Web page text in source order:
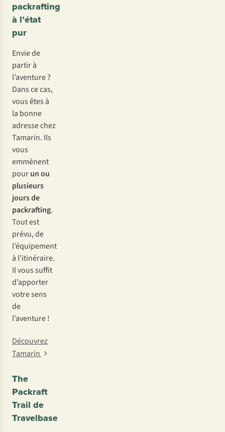
packrafting
à l’état
pur
Envie de
partir à
l’aventure ?
Dans ce cas,
vous êtes à
la bonne
adresse chez
Tamarin. Ils
vous
emmènent
pourun ou
plusieurs
jours de
packrafting.
Tout est
prévu, de
l’équipement
à l’itinéraire.
Il vous suffit
d’apporter
votre sens
de
l’aventure !
Découvrez
Tamarin
The
Packraft
Trail de
Travelbase